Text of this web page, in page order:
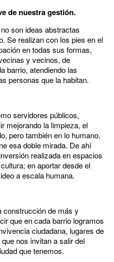
de nuestra gestión.
son ideas abstractas
Se realizan con los pies en el
en todas sus formas,
y vecinos, de
barrio, atendiendo las
personas que la habitan.
servidores públicos,
mejorando la limpieza, el
pero también en lo humano.
esa doble mirada. De ahí
realizada en espacios
en aportar desde el
a escala humana.
construcción de más y
que en cada barrio logramos
ciudadana, lugares de
nos invitan a salir del
que tenemos.